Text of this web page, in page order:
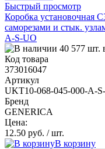
Быстрый просмотр
Коробка установочная
саморезами и стык.
A-S-UO
40 577 шт.
Код товара
373016047
Артикул
UKT10-068-045-000-A-
Бренд
GENERICA
Цена:
12.50 руб. / шт.
В корзину